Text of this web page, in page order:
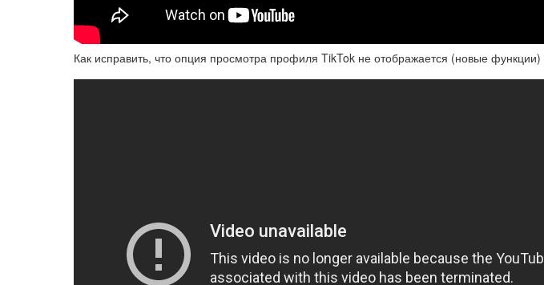
Как исправить, что опция просмотра профиля TikTok не отображается (новые функции)